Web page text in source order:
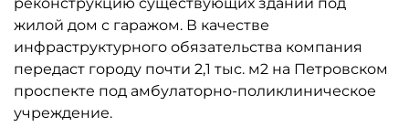
жилой дом с гаражом. В качестве
инфраструктурного обязательства компания
передаст городу почти 2,1 тыс. м2 на Петровском
проспекте под амбулаторно-поликлиническое
учреждение.